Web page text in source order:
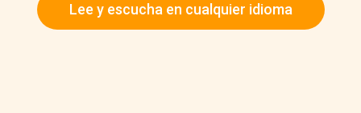
La segunda liebre dijo, "no me gusta estar debajo de la
Lee y escucha en cualquier idioma